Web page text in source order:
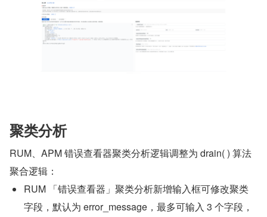
聚类分析
RUM、APM 错误查看器聚类分析逻辑调整为 drain( ) 算法
聚合逻辑：
RUM 「错误查看器」聚类分析新增输入框可修改聚类
字段，默认为 error_message，最多可输入 3 个字段，